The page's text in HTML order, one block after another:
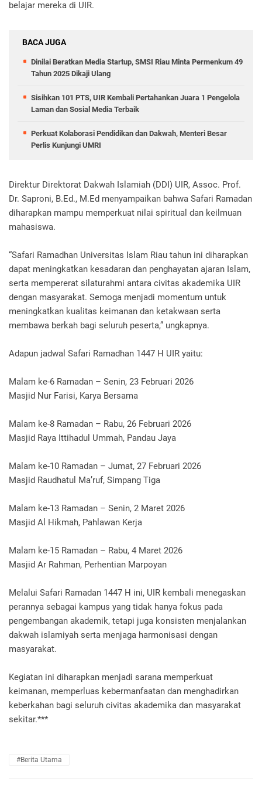
belajar mereka di UIR.
BACA JUGA
Dinilai Beratkan Media Startup, SMSI Riau Minta Permenkum 49
Tahun 2025 Dikaji Ulang
Sisihkan 101 PTS, UIR Kembali Pertahankan Juara 1 Pengelola
Laman dan Sosial Media Terbaik
Perkuat Kolaborasi Pendidikan dan Dakwah, Menteri Besar
Perlis Kunjungi UMRI
Direktur Direktorat Dakwah Islamiah (DDI) UIR, Assoc. Prof.
Dr. Saproni, B.Ed., M.Ed menyampaikan bahwa Safari Ramadan
diharapkan mampu memperkuat nilai spiritual dan keilmuan
mahasiswa.
“Safari Ramadhan Universitas Islam Riau tahun ini diharapkan
dapat meningkatkan kesadaran dan penghayatan ajaran Islam,
serta mempererat silaturahmi antara civitas akademika UIR
dengan masyarakat. Semoga menjadi momentum untuk
meningkatkan kualitas keimanan dan ketakwaan serta
membawa berkah bagi seluruh peserta,” ungkapnya.
Adapun jadwal Safari Ramadhan 1447 H UIR yaitu:
Malam ke-6 Ramadan – Senin, 23 Februari 2026
Masjid Nur Farisi, Karya Bersama
Malam ke-8 Ramadan – Rabu, 26 Februari 2026
Masjid Raya Ittihadul Ummah, Pandau Jaya
Malam ke-10 Ramadan – Jumat, 27 Februari 2026
Masjid Raudhatul Ma’ruf, Simpang Tiga
Malam ke-13 Ramadan – Senin, 2 Maret 2026
Masjid Al Hikmah, Pahlawan Kerja
Malam ke-15 Ramadan – Rabu, 4 Maret 2026
Masjid Ar Rahman, Perhentian Marpoyan
Melalui Safari Ramadan 1447 H ini, UIR kembali menegaskan
perannya sebagai kampus yang tidak hanya fokus pada
pengembangan akademik, tetapi juga konsisten menjalankan
dakwah islamiyah serta menjaga harmonisasi dengan
masyarakat.
Kegiatan ini diharapkan menjadi sarana memperkuat
keimanan, memperluas kebermanfaatan dan menghadirkan
keberkahan bagi seluruh civitas akademika dan masyarakat
sekitar.***
#Berita Utama